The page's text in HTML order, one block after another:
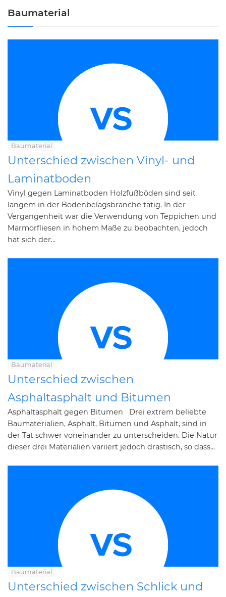
Baumaterial
Baumaterial
Unterschied zwischen Vinyl- und
Laminatboden
Vinyl gegen Laminatboden Holzfußböden sind seit
langem in der Bodenbelagsbranche tätig. In der
Vergangenheit war die Verwendung von Teppichen und
Marmorfliesen in hohem Maße zu beobachten, jedoch
hat sich der...
Baumaterial
Unterschied zwischen
Asphaltasphalt und Bitumen
Asphaltasphalt gegen Bitumen Drei extrem beliebte
Baumaterialien, Asphalt, Bitumen und Asphalt, sind in
der Tat schwer voneinander zu unterscheiden. Die Natur
dieser drei Materialien variiert jedoch drastisch, so dass...
Baumaterial
Unterschied zwischen Schlick und